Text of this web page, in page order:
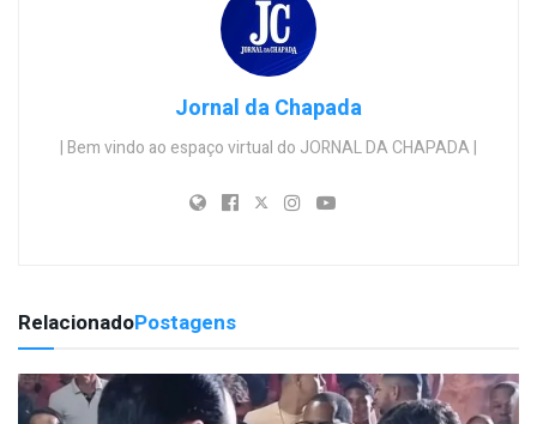
Jornal da Chapada
| Bem vindo ao espaço virtual do JORNAL DA CHAPADA |
RelacionadoPostagens